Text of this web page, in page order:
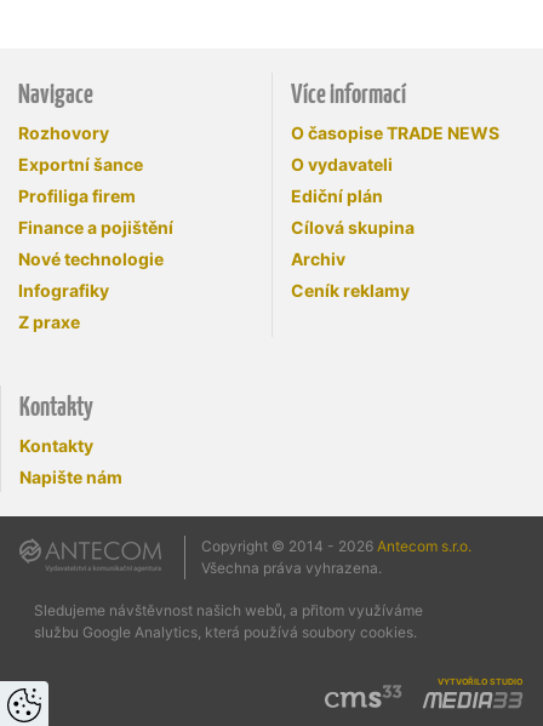
Navigace
Rozhovory
Exportní šance
Profiliga firem
Finance a pojištění
Nové technologie
Infografiky
Z praxe
Více informací
O časopise TRADE NEWS
O vydavateli
Ediční plán
Cílová skupina
Archiv
Ceník reklamy
Kontakty
Kontakty
Napište nám
Copyright © 2014 - 2026 Antecom s.r.o.
Všechna práva vyhrazena.
Sledujeme návštěvnost našich webů, a přitom využíváme
službu Google Analytics, která používá soubory cookies.
vytvořilo studio